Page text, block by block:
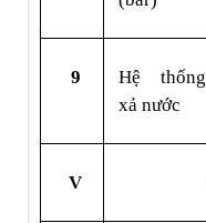
9
Hệ thống
xả nước
V